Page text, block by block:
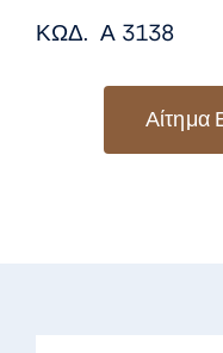
ΚΩΔ. Α 3138
Αίτημα